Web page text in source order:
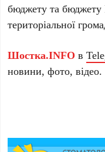
бюджету та бюджету
територіальної
Шостка.INFO в
новини, фото,